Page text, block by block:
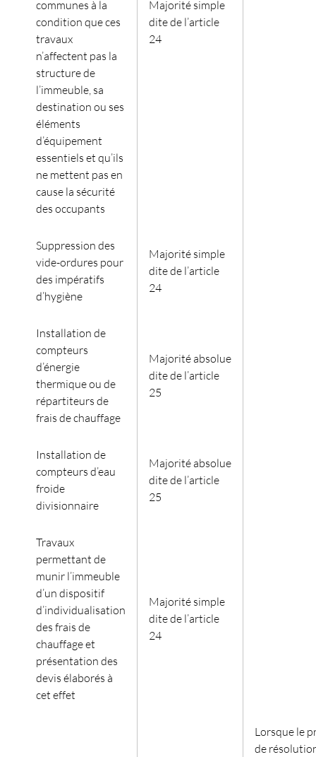
communes à la
condition que ces
travaux
n’affectent pas la
structure de
l’immeuble, sa
destination ou ses
éléments
d’équipement
essentiels et qu’ils
ne mettent pas en
cause la sécurité
des occupants
Majorité simple
dite de l’article
24
Suppression des
vide-ordures pour
des impératifs
d’hygiène
Majorité simple
dite de l’article
24
Installation de
compteurs
d’énergie
thermique ou de
répartiteurs de
frais de chauffage
Majorité absolue
dite de l’article
25
Installation de
compteurs d’eau
froide
divisionnaire
Majorité absolue
dite de l’article
25
Travaux
permettant de
munir l’immeuble
d’un dispositif
d’individualisation
des frais de
chauffage et
présentation des
devis élaborés à
cet effet
Majorité simple
dite de l’article
24
Lorsque le
de